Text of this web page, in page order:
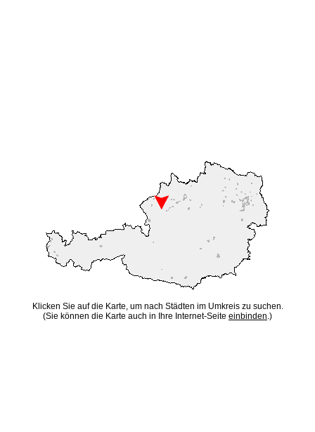
Klicken Sie auf die Karte, um nach Städten im Umkreis zu suchen.
(Sie können die Karte auch in Ihre Internet-Seite einbinden.)